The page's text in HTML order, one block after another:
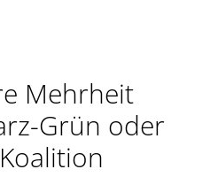
Mehrheit
Grün oder